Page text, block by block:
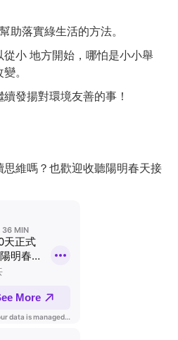
助落實綠生活的方法。
小 地方開始，哪怕是小小舉
。
發揚對環境友善的事！
維嗎？也歡迎收聽陽明春天接